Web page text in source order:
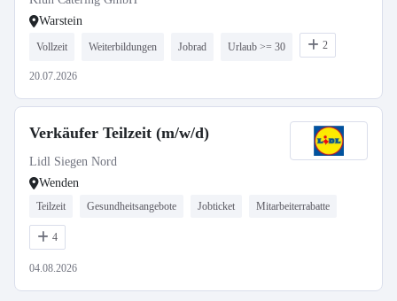
Warstein
Vollzeit Weiterbildungen Jobrad Urlaub >= 30 2
20.07.2026
Verkäufer Teilzeit (m/w/d)
Lidl Siegen Nord
Wenden
Teilzeit Gesundheitsangebote Jobticket Mitarbeiterrabatte
4
04.08.2026